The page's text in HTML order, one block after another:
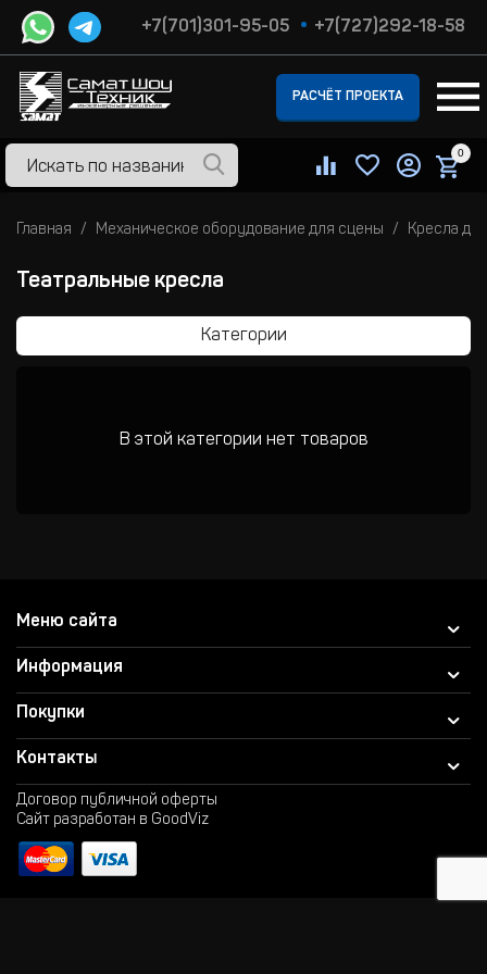
+7(701)301-95-05 +7(727)292-18-58
РАСЧЁТ ПРОЕКТА
0
Главная Механическое оборудование для сцены Кресла
Театральные кресла
Категории
В этой категории нет товаров
Меню сайта
Информация
Покупки
Контакты
Договор публичной оферты
Сайт разработан в GoodViz